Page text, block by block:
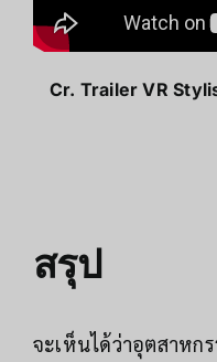
Cr. Trailer VR
สรุป
จะเห็นได้ว่าอุตสาหกร